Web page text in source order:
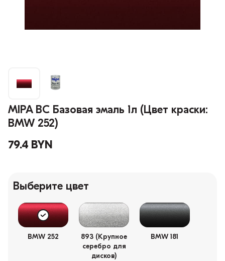
MIPA BC Базовая эмаль 1л (Цвет краски:
BMW 252)
79.4 BYN
Выберите цвет
BMW 252
893 (Крупное
серебро для
дисков)
BMW 181